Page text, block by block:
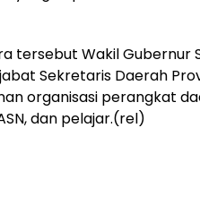
tersebut Wakil Gubernur
Sekretaris Daerah
organisasi perangkat
dan pelajar.(rel)